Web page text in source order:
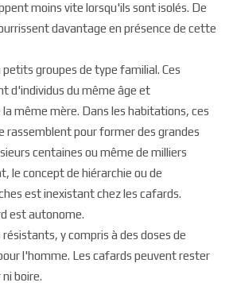
moins vite lorsqu'ils sont isolés. De
davantage en présence de cette
groupes de type familial. Ces
d'individus du même âge et
même mère. Dans les habitations, ces
rassemblent pour former des grandes
centaines ou même de milliers
le concept de hiérarchie ou de
est inexistant chez les cafards.
est autonome.
y compris à des doses de
l'homme. Les cafards peuvent rester
boire.